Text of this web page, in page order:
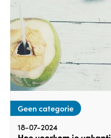
Geen categorie
18-07-2024